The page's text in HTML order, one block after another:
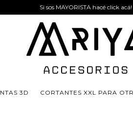
Si sos MAYORISTA hacé click acá!
3D CORTANTES XXL PARA